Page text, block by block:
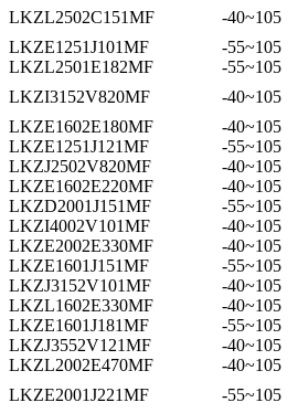
LKZL2502C151MF
-40~105
LKZE1251J101MF
-55~105
LKZL2501E182MF
-55~105
LKZI3152V820MF
-40~105
LKZE1602E180MF
-40~105
LKZE1251J121MF
-55~105
LKZJ2502V820MF
-40~105
LKZE1602E220MF
-40~105
LKZD2001J151MF
-55~105
LKZI4002V101MF
-40~105
LKZE2002E330MF
-40~105
LKZE1601J151MF
-55~105
LKZJ3152V101MF
-40~105
LKZL1602E330MF
-40~105
LKZE1601J181MF
-55~105
LKZJ3552V121MF
-40~105
LKZL2002E470MF
-40~105
LKZE2001J221MF
-55~105